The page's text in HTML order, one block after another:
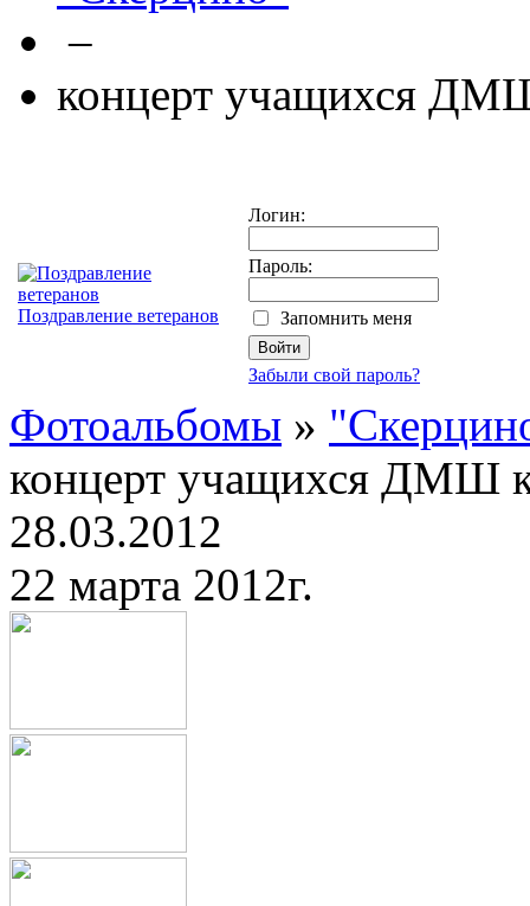
–
концерт учащихся
Поздравление ветеранов
Логин:
Пароль:
Запомнить меня
Забыли свой пароль?
Фотоальбомы »
концерт учащихся ДМШ
28.03.2012
22 марта 2012г.